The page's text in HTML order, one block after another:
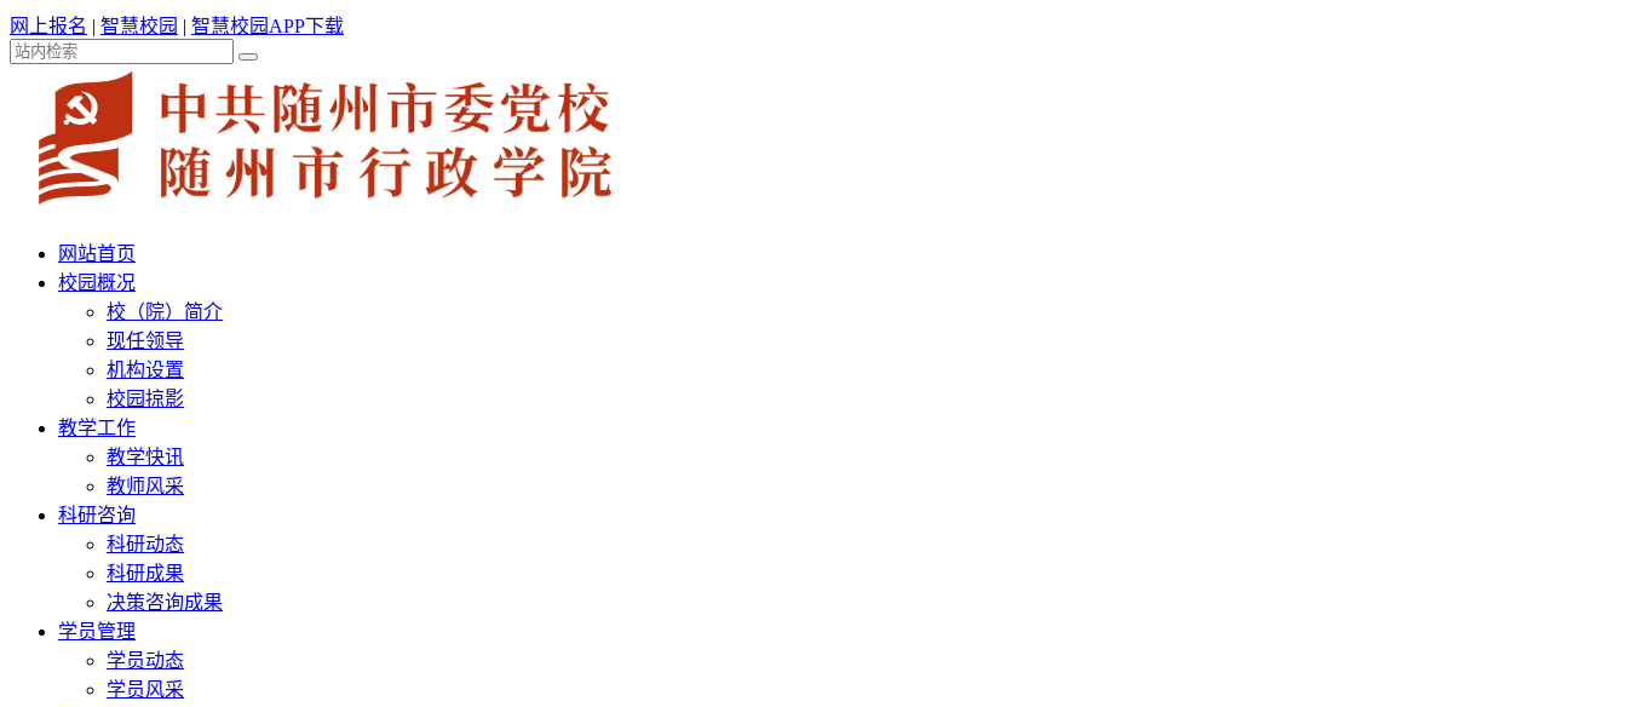
网上报名 | 智慧校园 | 智慧校园APP下载
网站首页
校园概况
校（院）简介
现任领导
机构设置
校园掠影
教学工作
教学快讯
教师风采
科研咨询
科研动态
科研成果
决策咨询成果
学员管理
学员动态
学员风采